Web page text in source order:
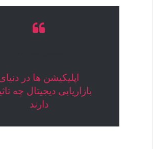
اپلیکیشن ها در
بازاریابی دیجیتال چه
دارند